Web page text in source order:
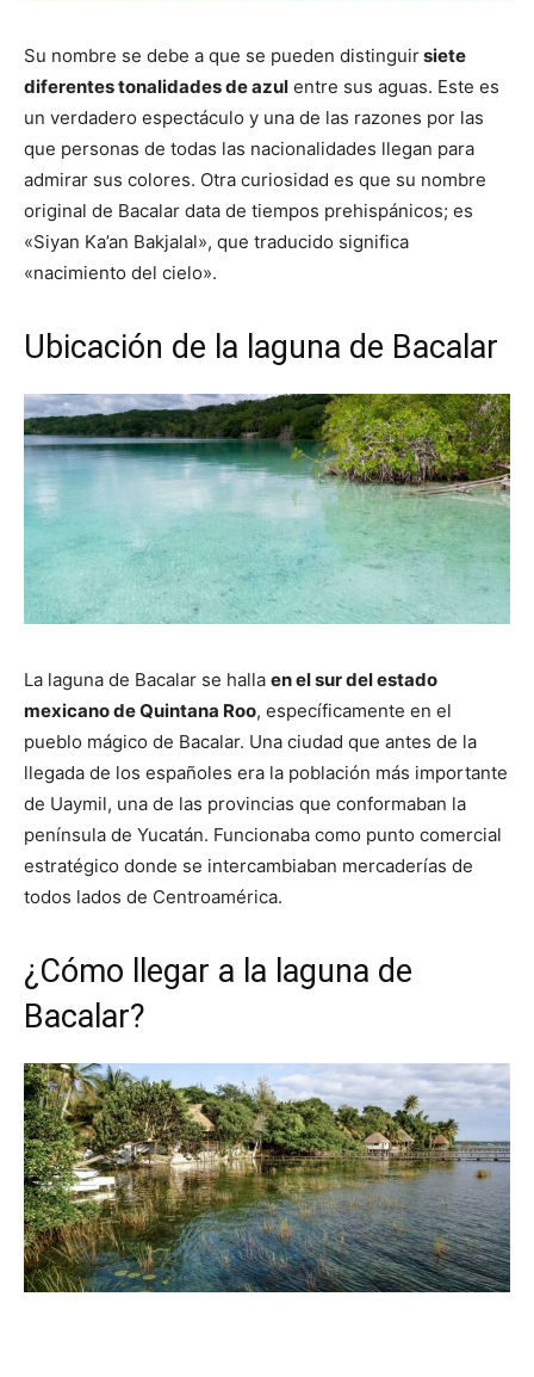
Su nombre se debe a que se pueden distinguirsiete
diferentes tonalidades de azul entre sus aguas. Este es
un verdadero espectáculo y una de las razones por las
que personas de todas las nacionalidades llegan para
admirar sus colores. Otra curiosidad es que su nombre
original de Bacalar data de tiempos prehispánicos; es
«Siyan Ka’an Bakjalal», que traducido significa
«nacimiento del cielo».
Ubicación de la laguna de Bacalar
La laguna de Bacalar se halla en el sur del estado
mexicano de Quintana Roo, específicamente en el
pueblo mágico de Bacalar. Una ciudad que antes de la
llegada de los españoles era la población más importante
de Uaymil, una de las provincias que conformaban la
península de Yucatán. Funcionaba como punto comercial
estratégico donde se intercambiaban mercaderías de
todos lados de Centroamérica.
¿Cómo llegar a la laguna de
Bacalar?